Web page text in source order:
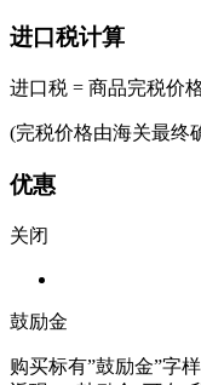
进口税计算
进口税 = 商品完税价
(完税价格由海关最终
优惠
关闭
鼓励金
购买标有”鼓励金”字